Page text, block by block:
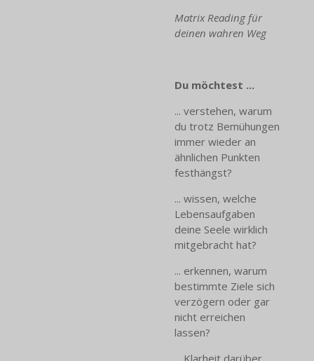
Matrix Reading für
deinen wahren Weg
Du möchtest ...
... verstehen, warum
du trotz Bemühungen
immer wieder an
ähnlichen Punkten
festhängst?
... wissen, welche
Lebensaufgaben
deine Seele wirklich
mitgebracht hat?
... erkennen, warum
bestimmte Ziele sich
verzögern oder gar
nicht erreichen
lassen?